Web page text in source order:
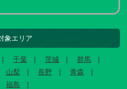
象エリア
千葉 茨城
群馬
山梨 長野
青森
福島